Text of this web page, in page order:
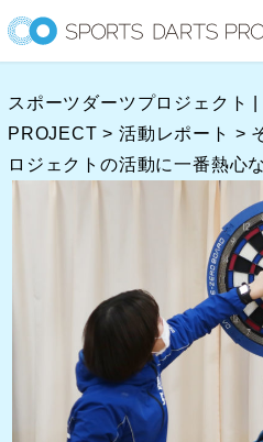
内
容
ス
キ
ッ
スポーツダーツプロジェクト
PROJECT >活動レポート >
ロジェクトの活動に一番熱心